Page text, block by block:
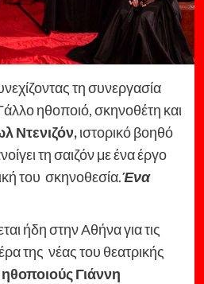
τη συνεργασία
ηθοποιό, σκηνοθέτη και
Ντενιζόν,ιστορικό βοηθό
τη σαιζόν με ένα έργο
του σκηνοθεσία.Ένα
ήδη στην Αθήνα για τις
της νέας του θεατρικής
ηθοποιούς Γιάννη